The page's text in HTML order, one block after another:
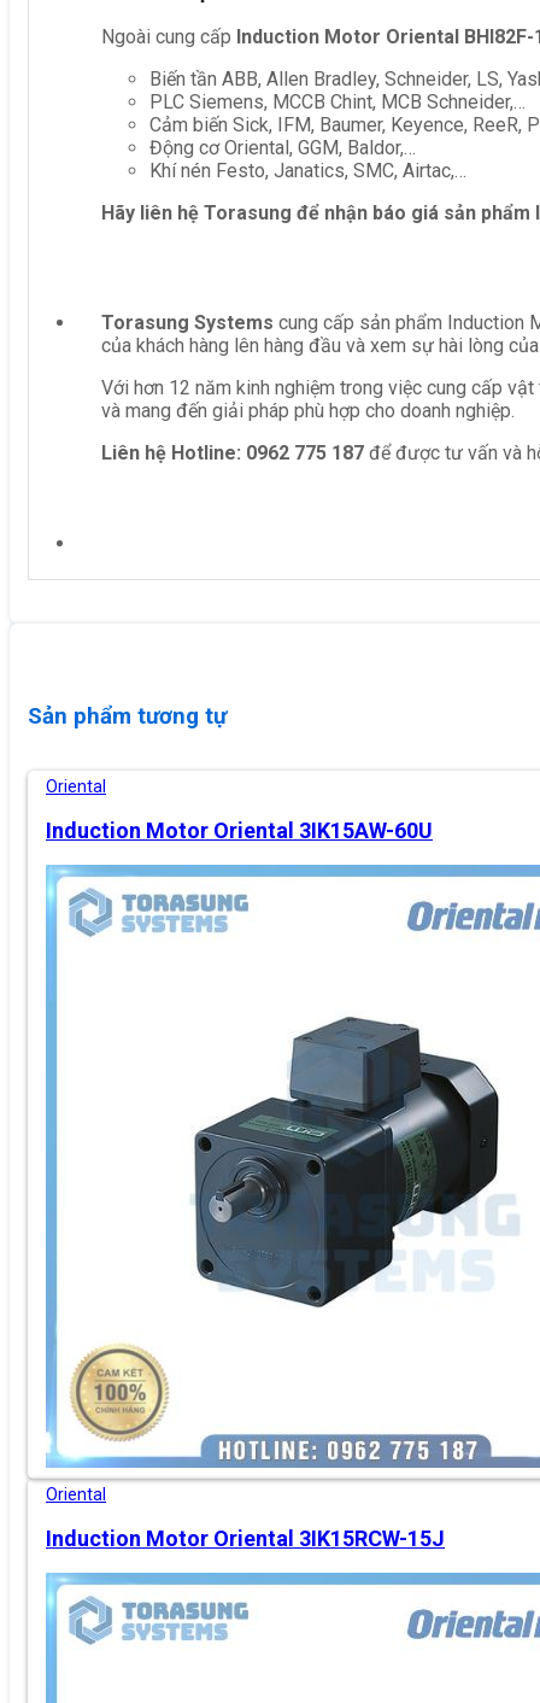
Ngoài cung cấp Induction Motor Oriental BHI82F-
Biến tần ABB, Allen Bradley, Schneider, LS,
PLC Siemens, MCCB Chint, MCB Schneider,…
Cảm biến Sick, IFM, Baumer, Keyence, ReeR,
Động cơ Oriental, GGM, Baldor,…
Khí nén Festo, Janatics, SMC, Airtac,…
Hãy liên hệ Torasung để nhận báo giá sản phẩm
Torasung Systems cung cấp sản phẩm Induction
của khách hàng lên hàng đầu và xem sự hài lòng
Với hơn 12 năm kinh nghiệm trong việc cung cấp
và mang đến giải pháp phù hợp cho doanh nghiệp.
Liên hệ Hotline: 0962 775 187 để được tư vấn và
Sản phẩm tương tự
Oriental
Induction Motor Oriental 3IK15AW-60U
Oriental
Induction Motor Oriental 3IK15RCW-15J